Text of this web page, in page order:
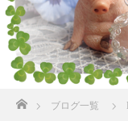
ブログ一覧